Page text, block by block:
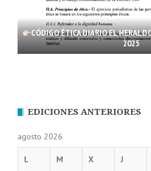
CÓDIGO ÉTICA DIARIO EL
2025
EDICIONES ANTERIORES
agosto 2026
L M X J